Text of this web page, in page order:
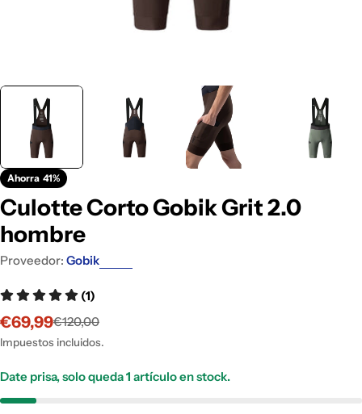
Ahorra 41%
Culotte Corto Gobik Grit 2.0
hombre
Proveedor: Gobik
(1)
Precio
de
€69,99
Precio
habitual
€120,00
Impuestos incluidos.
Date prisa, solo queda1 artículo en stock.